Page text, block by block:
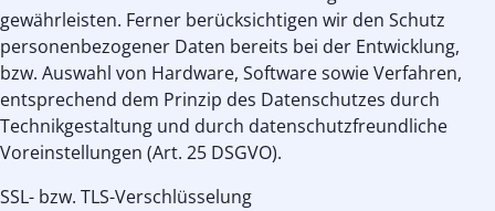
gewährleisten. Ferner berücksichtigen wir den Schutz
personenbezogener Daten bereits bei der Entwicklung,
bzw. Auswahl von Hardware, Software sowie Verfahren,
entsprechend dem Prinzip des Datenschutzes durch
Technikgestaltung und durch datenschutzfreundliche
Voreinstellungen (Art. 25 DSGVO).
SSL- bzw. TLS-Verschlüsselung